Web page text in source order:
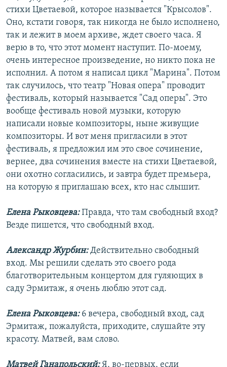
стихи Цветаевой, которое называется "Крысолов".
Оно, кстати говоря, так никогда не было исполнено,
так и лежит в моем архиве, ждет своего часа. Я
верю в то, что этот момент наступит. По-моему,
очень интересное произведение, но никто пока не
исполнил. А потом я написал цикл "Марина". Потом
так случилось, что театр "Новая опера" проводит
фестиваль, который называется "Сад оперы". Это
вообще фестиваль новой музыки, которую
написали новые композиторы, ныне живущие
композиторы. И вот меня пригласили в этот
фестиваль, я предложил им это свое сочинение,
вернее, два сочинения вместе на стихи Цветаевой,
они охотно согласились, и завтра будет премьера,
на которую я приглашаю всех, кто нас слышит.
Елена Рыковцева:Правда, что там свободный вход?
Везде пишется, что свободный вход.
Александр Журбин:Действительно свободный
вход. Мы решили сделать это своего рода
благотворительным концертом для гуляющих в
саду Эрмитаж, я очень люблю этот сад.
Елена Рыковцева:6 вечера, свободный вход, сад
Эрмитаж, пожалуйста, приходите, слушайте эту
красоту. Матвей, вам слово.
Матвей Ганапольский:Я, во-первых, если